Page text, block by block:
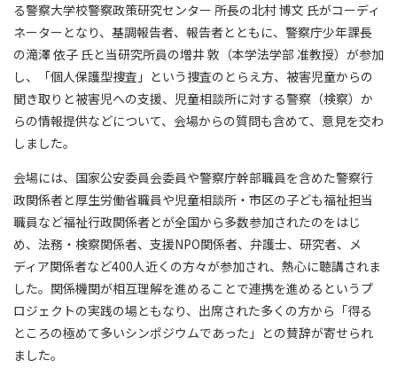
る警察大学校警察政策研究センター 所長の北村 博文 氏がコーディ
ネーターとなり、基調報告者、報告者とともに、警察庁少年課長
の滝澤 依子 氏と当研究所員の増井 敦（本学法学部 准教授）が参加
し、「個人保護型捜査」という捜査のとらえ方、被害児童からの
聞き取りと被害児への支援、児童相談所に対する警察（検察）か
らの情報提供などについて、会場からの質問も含めて、意見を交わ
しました。
会場には、国家公安委員会委員や警察庁幹部職員を含めた警察行
政関係者と厚生労働省職員や児童相談所・市区の子ども福祉担当
職員など福祉行政関係者とが全国から多数参加されたのをはじ
め、法務・検察関係者、支援NPO関係者、弁護士、研究者、メ
ディア関係者など400人近くの方々が参加され、熱心に聴講されま
した。関係機関が相互理解を進めることで連携を進めるというプ
ロジェクトの実践の場ともなり、出席された多くの方から「得る
ところの極めて多いシンポジウムであった」との賛辞が寄せられ
ました。